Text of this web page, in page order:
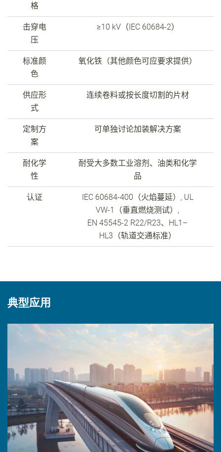
格
击穿电
压
≥10 kV（IEC 60684-2）
标准颜
色
氧化铁（其他颜色可应要求提供）
供应形
式
连续卷料或按长度切割的片材
定制方
案
可单独讨论加装解决方案
耐化学
性
耐受大多数工业溶剂、油类和化学
品
认证 IEC 60684-400 （火焰蔓延）, UL
VW-1
（垂直燃烧测试）,
EN 45545-2 R22/R23、 HL1–
HL3 （轨道交通标准）
典型应用